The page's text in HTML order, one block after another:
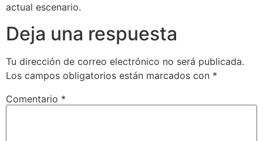
actual escenario.
Deja una respuesta
Tu dirección de correo electrónico no será publicada.
Los campos obligatorios están marcados con *
Comentario *